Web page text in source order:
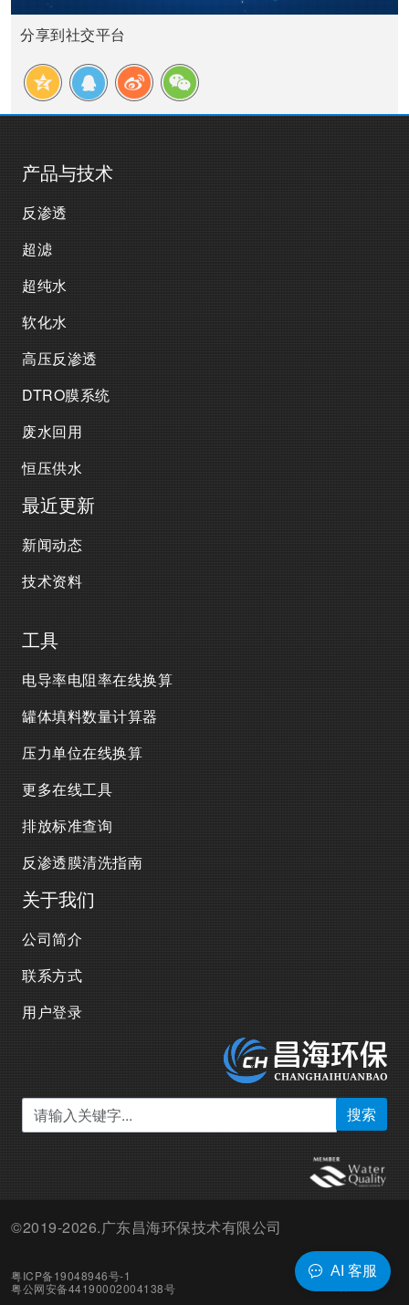
分享到社交平台
产品与技术
反渗透
超滤
超纯水
软化水
高压反渗透
DTRO膜系统
废水回用
恒压供水
最近更新
新闻动态
技术资料
工具
电导率电阻率在线换算
罐体填料数量计算器
压力单位在线换算
更多在线工具
排放标准查询
反渗透膜清洗指南
关于我们
公司简介
联系方式
用户登录
搜索
©2019-2026.广东昌海环保技术有限公司
粤ICP备19048946号-1
粤公网安备44190002004138号
AI 客服